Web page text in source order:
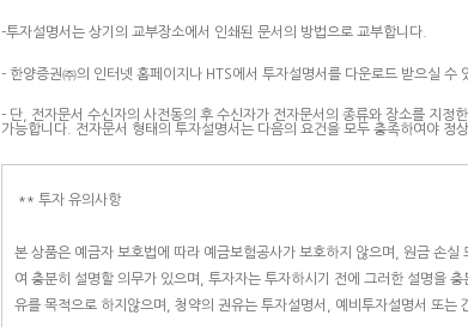
-투자설명서는 상기의 교부장소에서 인쇄된 문서의 방법으로 교부합니다.
- 한양증권㈜의 인터넷 홈페이지나 HTS에서 투자설명서를 다운로드 받으실 수
- 단, 전자문서 수신자의 사전동의 후 수신자가 전자문서의 종류와 장소를 지정
가능합니다. 전자문서 형태의 투자설명서는 다음의 요건을 모두 충족하여야 정
** 투자 유의사항
본 상품은 예금자 보호법에 따라 예금보험공사가 보호하지 않으며, 원금 손
여 충분히 설명할 의무가 있으며, 투자자는 투자하시기 전에 그러한 설명을
유를 목적으로 하지않으며, 청약의 권유는 투자설명서, 예비투자설명서 또는